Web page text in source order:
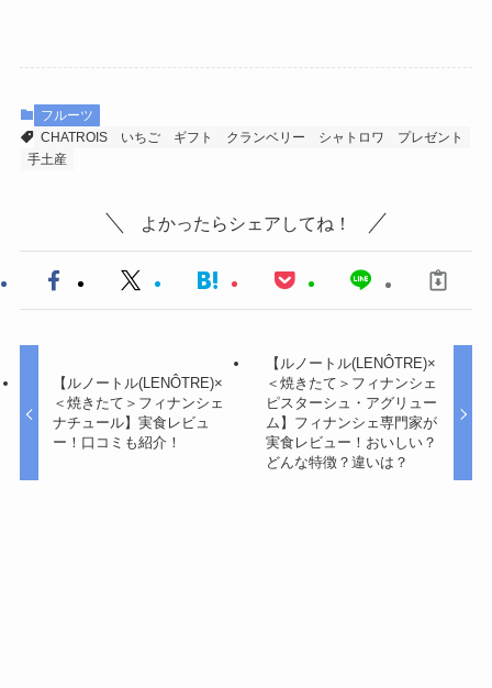
フルーツ
CHATROIS
いちご ギフト クランベリー シャトロワ
プレゼント
手土産
よかったらシェアしてね！
【ルノートル(LENÔTRE)×
＜焼きたて＞フィナンシェ
ナチュール】実食レビュ
ー！口コミも紹介！
【ルノートル(LENÔTRE)×
＜焼きたて＞フィナンシェ
ピスターシュ・アグリュー
ム】フィナンシェ専門家が
実食レビュー！おいしい？
どんな特徴？違いは？